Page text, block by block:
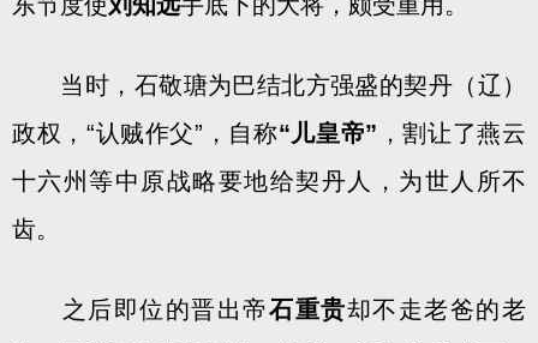
当时，石敬瑭为巴结北方强盛的契丹（辽）
政权，“认贼作父”，自称“儿皇帝” ，割让了燕云
十六州等中原战略要地给契丹人，为世人所不
齿。
之后即位的晋出帝石重贵却不走老爸的老